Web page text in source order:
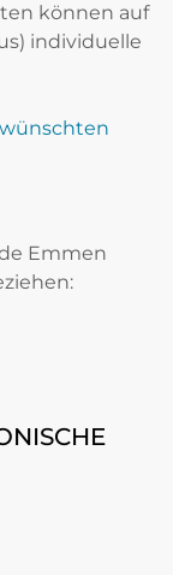
können auf
individuelle
Emmen